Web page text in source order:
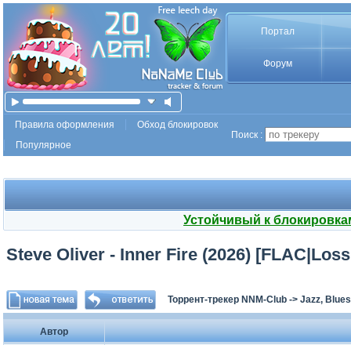
Портал
Форум
Правила оформления
Обход блокировок
Популярное
Поиск :
Устойчивый к
Steve Oliver - Inner Fire (2026)
Торрент-трекер NNM-Club -> Jazz,
Автор